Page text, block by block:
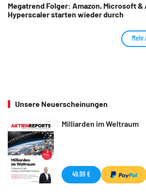
Megatrend Folger: Amazon, Microsoft &
Hyperscaler starten wieder durch
Mehr
Unsere Neuerscheinungen
Milliarden im Weltraum
49,99 €